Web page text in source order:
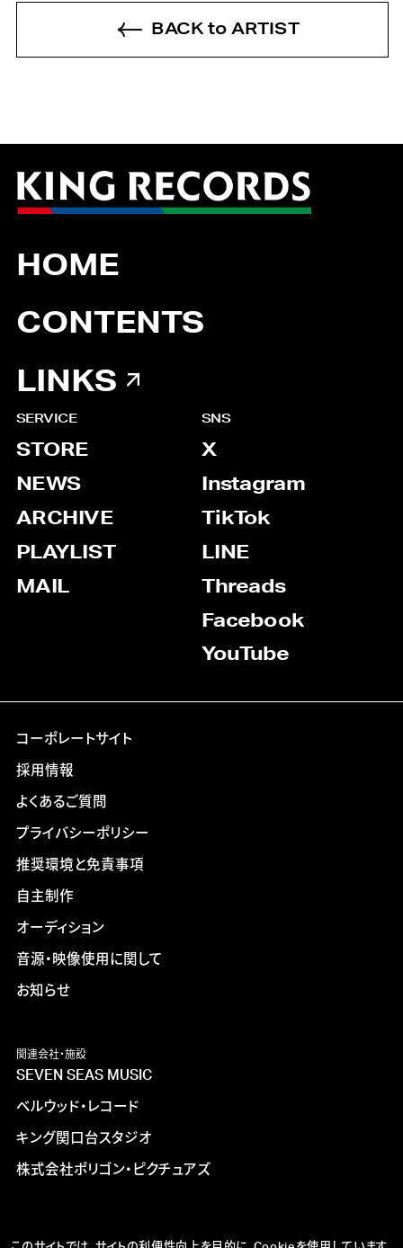
BACK to ARTIST
HOME
CONTENTS
LINKS
SERVICE
STORE
NEWS
ARCHIVE
PLAYLIST
MAIL
SNS
X
Instagram
TikTok
LINE
Threads
Facebook
YouTube
コーポレートサイト
採用情報
よくあるご質問
プライバシーポリシー
推奨環境と免責事項
自主制作
オーディション
音源・映像使用に関して
お知らせ
関連会社・施設
SEVEN SEAS MUSIC
ベルウッド・レコード
キング関口台スタジオ
株式会社ポリゴン・ピクチュアズ